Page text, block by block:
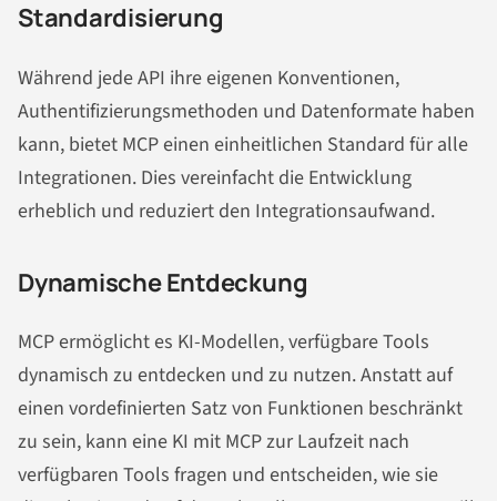
Standardisierung
Während jede API ihre eigenen Konventionen,
Authentifizierungsmethoden und Datenformate haben
kann, bietet MCP einen einheitlichen Standard für alle
Integrationen. Dies vereinfacht die Entwicklung
erheblich und reduziert den Integrationsaufwand.
Dynamische Entdeckung
MCP ermöglicht es KI-Modellen, verfügbare Tools
dynamisch zu entdecken und zu nutzen. Anstatt auf
einen vordefinierten Satz von Funktionen beschränkt
zu sein, kann eine KI mit MCP zur Laufzeit nach
verfügbaren Tools fragen und entscheiden, wie sie